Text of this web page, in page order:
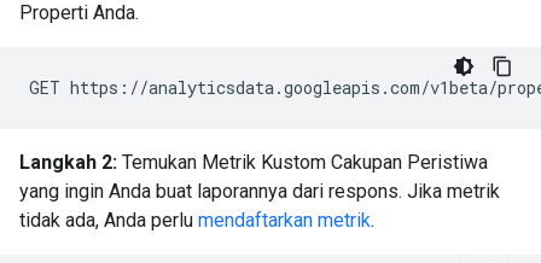
Properti Anda.
Langkah 2: Temukan Metrik Kustom Cakupan Peristiwa
yang ingin Anda buat laporannya dari respons. Jika metrik
tidak ada, Anda perlu mendaftarkan metrik.